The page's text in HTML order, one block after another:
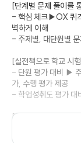
[단계별 문제 풀이를
- 핵심 체크▶OX 퀴
벽하게 이해
- 주제별, 대단원별
[실전책으로 학교 시
- 단원 평가 대비 ▶
가, 수행 평가 제공
- 학업성취도 평가
[디지털 한끝 톡톡]
- 용어 학습과 개념